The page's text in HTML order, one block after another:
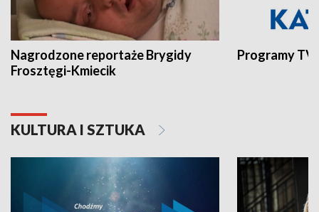
Nagrodzone reportaże Brygidy
Frosztęgi-Kmiecik
Programy
KULTURA I SZTUKA